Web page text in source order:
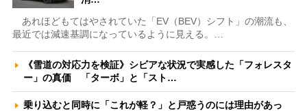
あれほどもてはやされていた「EV（BEV）シフト」の潮流も、
最近では減速基調になっているように見える。…
《雪道の対応力を検証》シビアな状況で実感した「フォレスタ
ー」の真価 「ターボ」と「スト…
乗り込むと同時に「これが軽？」と戸惑うのには理由があっ